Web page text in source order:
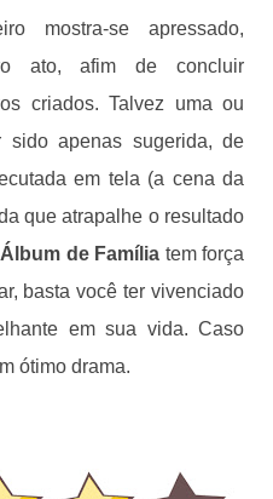
mostra-se apressado,
ato, afim de concluir
criados. Talvez uma ou
sido apenas sugerida, de
em tela (a cena da
que atrapalhe o resultado
Álbum de Família tem força
basta você ter vivenciado
em sua vida. Caso
ótimo drama.